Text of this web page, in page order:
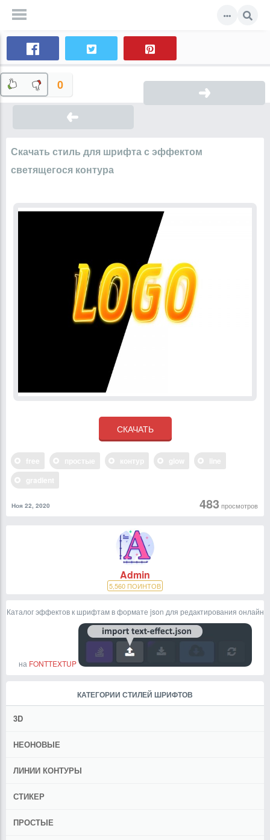
0
Скачать стиль для шрифта с эффектом
светящегося контура
483просмотров
Ноя 22, 2020
Admin
5,560 ПОИНТОВ
Каталог эффектов к шрифтам в формате json для редактирования онлайн
на FONTTEXTUP
КАТЕГОРИИ СТИЛЕЙ ШРИФТОВ
3D
НЕОНОВЫЕ
ЛИНИИ КОНТУРЫ
СТИКЕР
ПРОСТЫЕ